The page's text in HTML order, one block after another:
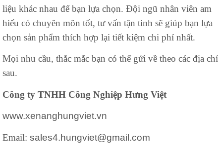
liệu khác nhau để bạn lựa chọn. Đội ngũ nhân viên am
hiểu có chuyên môn tốt, tư vấn tận tình sẽ giúp bạn lựa
chọn sản phẩm thích hợp lại tiết kiệm chi phí nhất.
Mọi nhu cầu, thắc mắc bạn có thể gửi về theo các địa chỉ
sau.
Công ty TNHH Công Nghiệp Hưng Việt
www.xenanghungviet.vn
Email: sales4.hungviet@gmail.com